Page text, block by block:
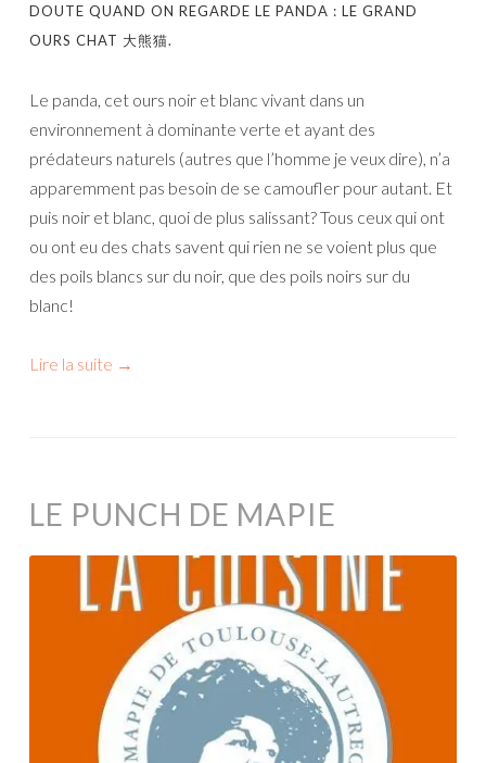
DOUTE QUAND ON REGARDE LE PANDA : LE GRAND
OURS CHAT 大熊猫.
Le panda, cet ours noir et blanc vivant dans un
environnement à dominante verte et ayant des
prédateurs naturels (autres que l’homme je veux dire), n’a
apparemment pas besoin de se camoufler pour autant. Et
puis noir et blanc, quoi de plus salissant? Tous ceux qui ont
ou ont eu des chats savent qui rien ne se voient plus que
des poils blancs sur du noir, que des poils noirs sur du
blanc!
Lire la suite →
LE PUNCH DE MAPIE